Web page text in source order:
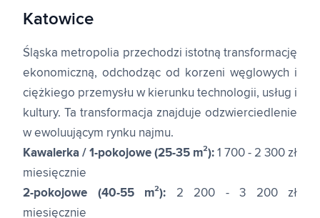
Katowice
Śląska metropolia przechodzi istotną transformację
ekonomiczną, odchodząc od korzeni węglowych i
ciężkiego przemysłu w kierunku technologii, usług i
kultury. Ta transformacja znajduje odzwierciedlenie
w ewoluującym rynku najmu.
Kawalerka / 1-pokojowe (25-35 m²): 1 700 - 2 300 zł
miesięcznie
2-pokojowe (40-55 m²): 2 200 - 3 200 zł
miesięcznie